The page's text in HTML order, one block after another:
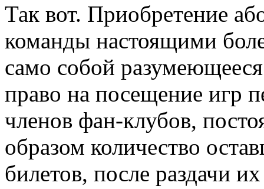
Так вот. Приобретение
команды настоящими
само собой
право на посещение игр
членов фан-клубов,
образом количество
билетов, после раздачи